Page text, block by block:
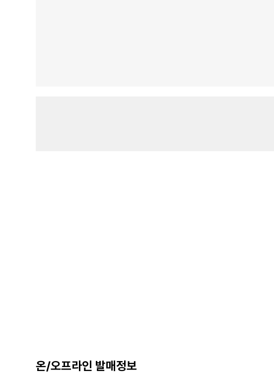
온/오프라인 발매정보